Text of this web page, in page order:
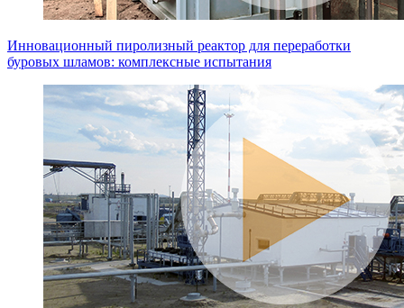
Инновационный пиролизный реактор для переработки
буровых шламов: комплексные испытания